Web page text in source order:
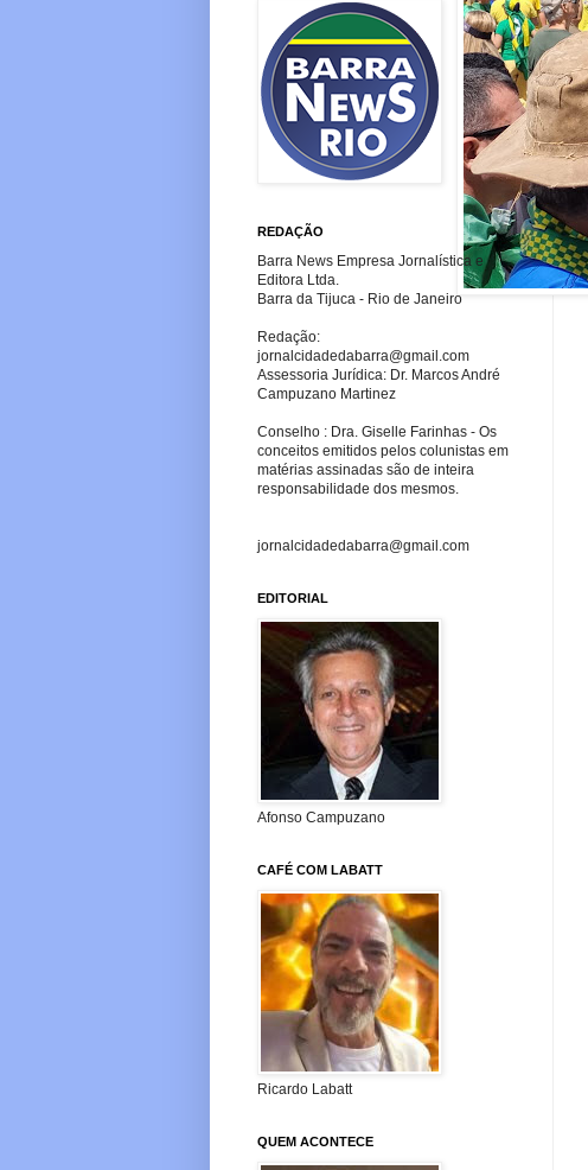
REDAÇÃO
Barra News Empresa Jornalística e
Editora Ltda.
Barra da Tijuca - Rio de Janeiro
Redação:
jornalcidadedabarra@gmail.com
Assessoria Jurídica: Dr. Marcos André
Campuzano Martinez
Conselho : Dra. Giselle Farinhas - Os
conceitos emitidos pelos colunistas em
matérias assinadas são de inteira
responsabilidade dos mesmos.
jornalcidadedabarra@gmail.com
EDITORIAL
Afonso Campuzano
CAFÉ COM LABATT
Ricardo Labatt
QUEM ACONTECE